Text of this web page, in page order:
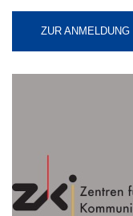
ZUR ANMELDUNG